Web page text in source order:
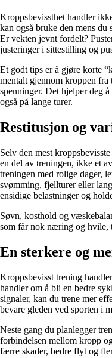
Kroppsbevissthet handler
kan også bruke den mens
Er vekten jevnt fordelt?
justeringer i sittestilling og
Et godt tips er å gjøre korte
mentalt gjennom kroppen
spenninger. Det hjelper deg
også på lange turer.
Restitusjon og
Selv den mest
en del av treningen, ikke et
treningen med rolige dager,
svømming, fjellturer eller
ensidige belastninger og
Søvn, kosthold og
som får nok næring og hvile,
En sterkere og
Kroppsbevisst trening
handler om å bli en bedre
signaler, kan du trene mer
bevare gleden ved sporten i
Neste gang du planlegger
forbindelsen mellom kropp
færre skader, bedre flyt og